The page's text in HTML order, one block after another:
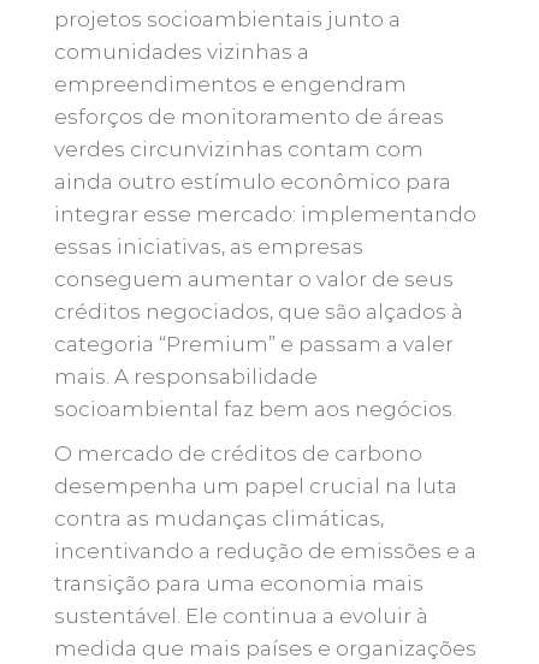
projetos socioambientais junto a
comunidades vizinhas a
empreendimentos e engendram
esforços de monitoramento de áreas
verdes circunvizinhas contam com
ainda outro estímulo econômico para
integrar esse mercado: implementando
essas iniciativas, as empresas
conseguem aumentar o valor de seus
créditos negociados, que são alçados à
categoria “Premium” e passam a valer
mais. A responsabilidade
socioambiental faz bem aos negócios.
O mercado de créditos de carbono
desempenha um papel crucial na luta
contra as mudanças climáticas,
incentivando a redução de emissões e a
transição para uma economia mais
sustentável. Ele continua a evoluir à
medida que mais países e organizações